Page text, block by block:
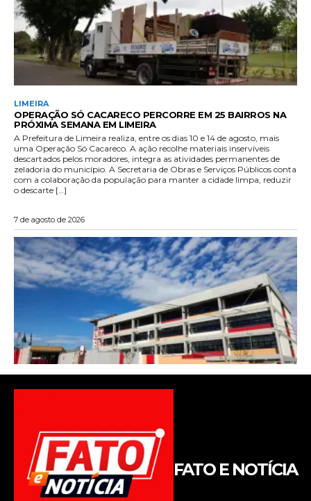
FATO E NOTÍCIA